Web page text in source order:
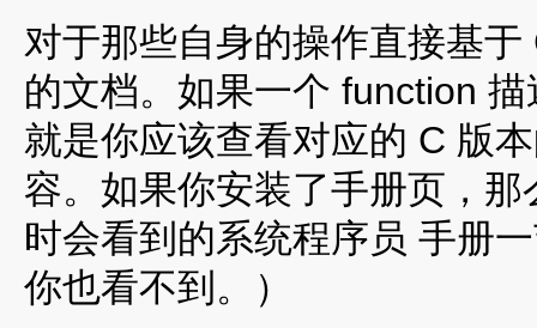
对于那些自身的操作直接基
的文档。如果一个 function
就是你应该查看对应的 C 版
容。如果你安装了手册页，
时会看到的系统程序员 手册
你也看不到。）